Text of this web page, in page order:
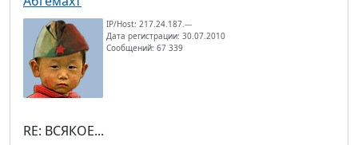
IP/Host: 217.24.187.---
Дата регистрации: 30.07.2010
Сообщений: 67 339
RE: ВСЯКОЕ...